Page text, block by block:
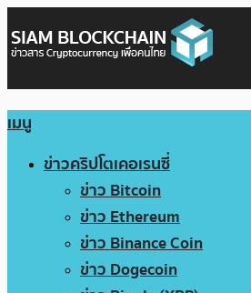
เมนู
ข่าวคริปโตเคอเรนซี่
ข่าว Bitcoin
ข่าว Ethereum
ข่าว Binance Coin
ข่าว Dogecoin